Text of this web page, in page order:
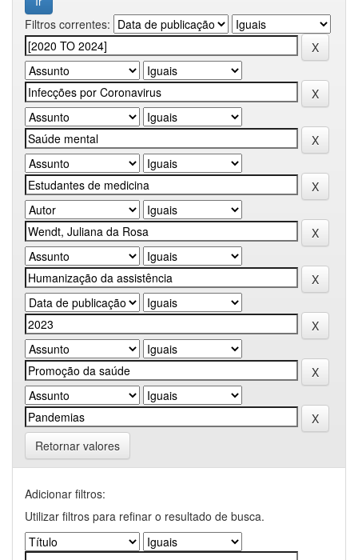
Filtros correntes:
Retornar valores
Adicionar filtros:
Utilizar filtros para refinar o resultado de busca.